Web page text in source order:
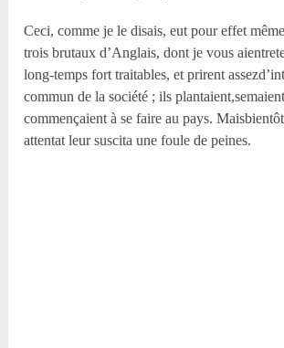
Ceci, comme je le disais, eut pour effet
trois brutaux d’Anglais, dont je vous
long-temps fort traitables, et prirent
commun de la société ; ils
commençaient à se faire au pays.
attentat leur suscita une foule de peines.